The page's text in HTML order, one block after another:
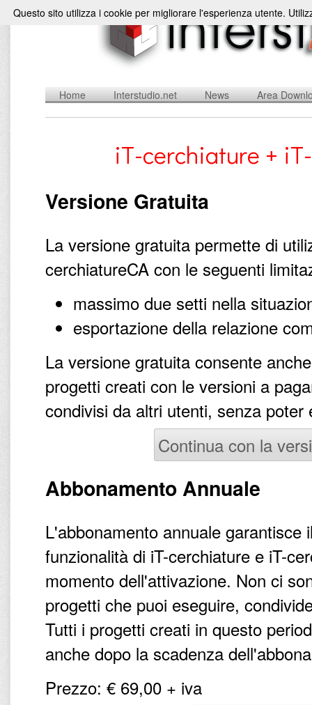
Home Interstudio.net News Area
iT-cerchiature +
Versione Gratuita
La versione gratuita permette di
cerchiatureCA con le seguenti
massimo due setti nella
esportazione della relazione
La versione gratuita consente
progetti creati con le versioni a
condivisi da altri utenti, senza poter
Continua con la
Abbonamento Annuale
L'abbonamento annuale garantisce
funzionalità di iT-cerchiature e iT-
momento dell'attivazione. Non ci
progetti che puoi eseguire,
Tutti i progetti creati in questo
anche dopo la scadenza
Prezzo: € 69,00 + iva
Questo sito utilizza i cookie per migliorare l'esperienza utente.